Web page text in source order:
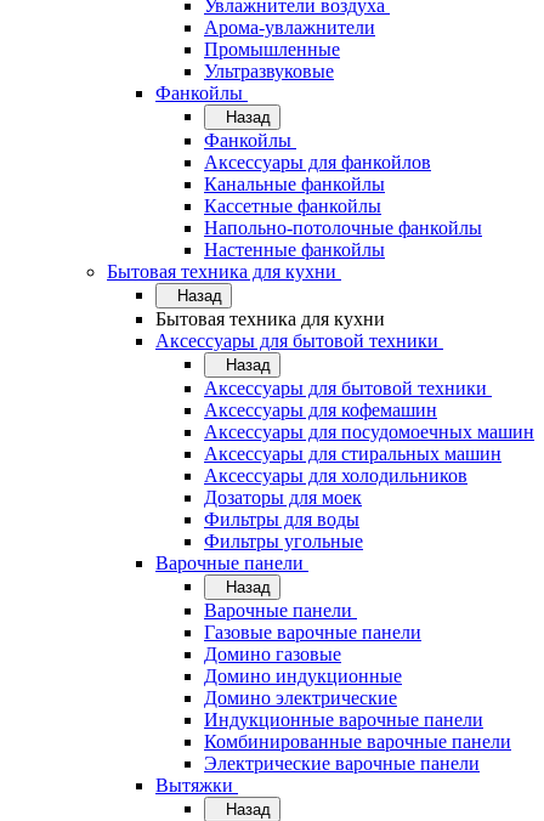
Увлажнители воздуха
Арома-увлажнители
Промышленные
Ультразвуковые
Фанкойлы
Назад
Фанкойлы
Аксессуары для фанкойлов
Канальные фанкойлы
Кассетные фанкойлы
Напольно-потолочные фанкойлы
Настенные фанкойлы
Бытовая техника для кухни
Назад
Бытовая техника для кухни
Аксессуары для бытовой техники
Назад
Аксессуары для бытовой техники
Аксессуары для кофемашин
Аксессуары для посудомоечных машин
Аксессуары для стиральных машин
Аксессуары для холодильников
Дозаторы для моек
Фильтры для воды
Фильтры угольные
Варочные панели
Назад
Варочные панели
Газовые варочные панели
Домино газовые
Домино индукционные
Домино электрические
Индукционные варочные панели
Комбинированные варочные панели
Электрические варочные панели
Вытяжки
Назад